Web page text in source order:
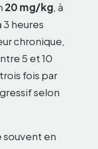
20 mg/kg, à
heures
chronique,
5 et 10
fois par
selon
en